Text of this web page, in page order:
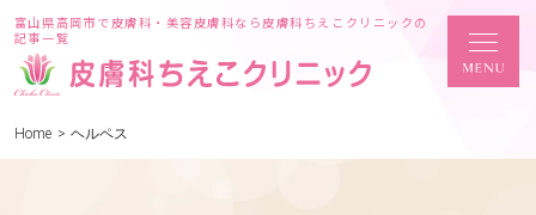
富山県高岡市で皮膚科・美容皮膚科なら皮膚科ちえこクリニックの
記事一覧
Home > ヘルペス